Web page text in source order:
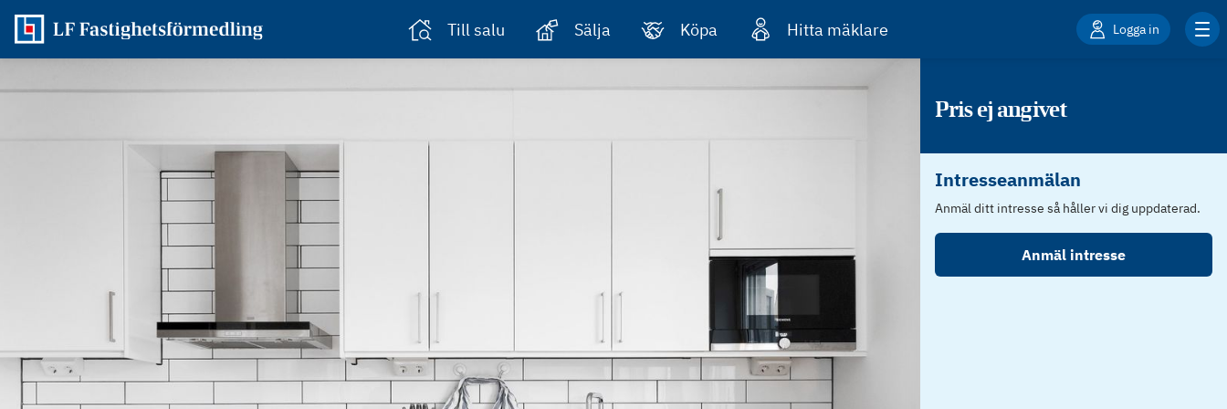
Till salu Sälja Köpa Hitta mäklare Logga in
Pris ej angivet
Intresseanmälan
Anmäl ditt intresse så håller vi dig uppdaterad.
Anmäl intresse